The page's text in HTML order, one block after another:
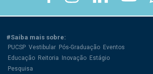
#Saiba mais sobre:
PUCSP Vestibular Pós-Graduação Eventos
Educação Reitoria Inovação Estágio
Pesquisa